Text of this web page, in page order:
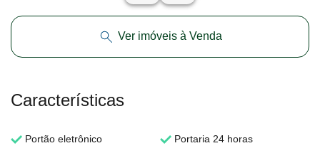
Ver imóveis à Venda
Características
Portão eletrônico Portaria 24 horas